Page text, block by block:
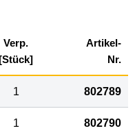
Verp.
[Stück]
Artikel-
Nr.
1 802789
1 802790